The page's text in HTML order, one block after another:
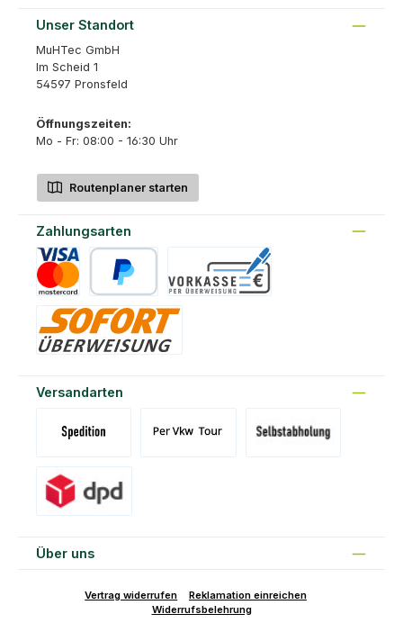
Unser Standort
MuHTec GmbH
Im Scheid 1
54597 Pronsfeld
Öffnungszeiten:
Mo - Fr: 08:00 - 16:30 Uhr
Routenplaner starten
Zahlungsarten
Versandarten
Über uns
Vertrag widerrufen
Reklamation einreichen
Widerrufsbelehrung